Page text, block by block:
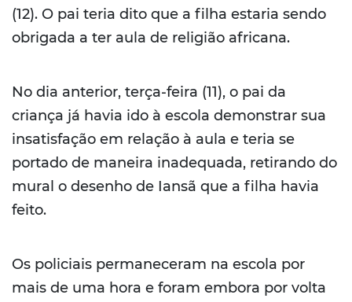
(12). O pai teria dito que a filha estaria sendo
obrigada a ter aula de religião africana.
No dia anterior, terça-feira (11), o pai da
criança já havia ido à escola demonstrar sua
insatisfação em relação à aula e teria se
portado de maneira inadequada, retirando do
mural o desenho de Iansã que a filha havia
feito.
Os policiais permaneceram na escola por
mais de uma hora e foram embora por volta